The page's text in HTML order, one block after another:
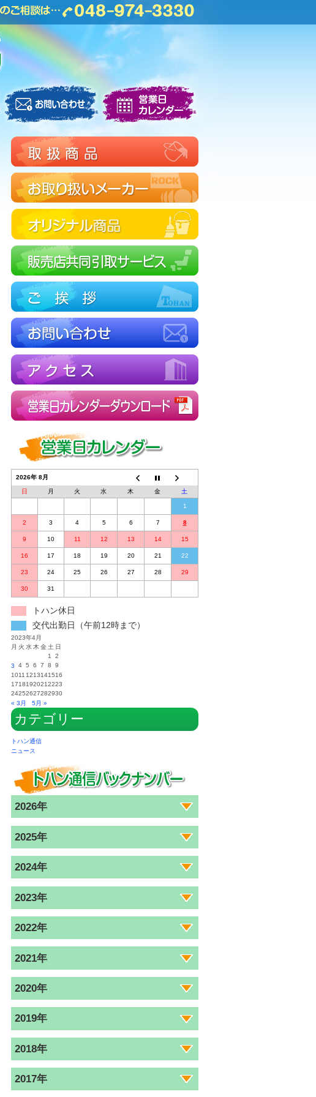
2026年 8月
日 月 火 水 木 金 土
1
2 3 4 5 6 7 8
9 10 11 12 13 14 15
16 17 18 19 20 21 22
23 24 25 26 27 28 29
30 31
トハン休日
交代出勤日（午前12時まで）
2023年4月
月 火 水 木金 土 日
1
2
3
4 5 6 7 8
9
1011 1213141516
17181920212223
24252627282930
« 3月
5月 »
カテゴリー
トハン通信
ニュース
2026年
2025年
2024年
2023年
2022年
2021年
2020年
2019年
2018年
2017年